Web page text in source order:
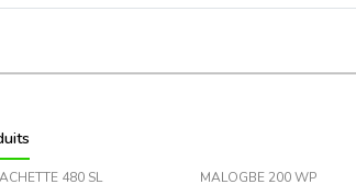
480 SL
MALOGBE 200 WP